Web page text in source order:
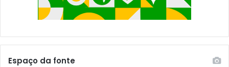
Espaço da fonte